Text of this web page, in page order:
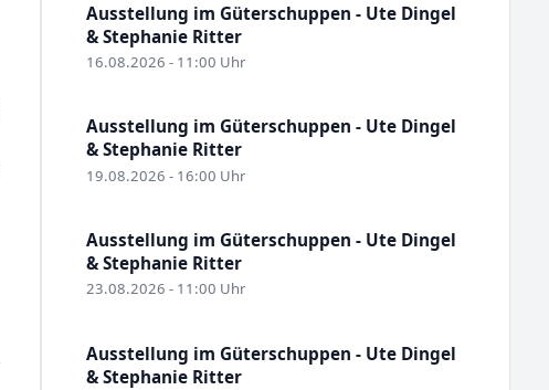
Ausstellung im Güterschuppen - Ute Dingel
& Stephanie Ritter
16.08.2026 - 11:00 Uhr
Ausstellung im Güterschuppen - Ute Dingel
& Stephanie Ritter
19.08.2026 - 16:00 Uhr
Ausstellung im Güterschuppen - Ute Dingel
& Stephanie Ritter
23.08.2026 - 11:00 Uhr
Ausstellung im Güterschuppen - Ute Dingel
& Stephanie Ritter